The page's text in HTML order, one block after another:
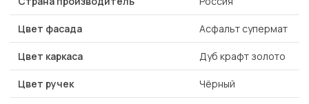
Цвет фасада Асфальт супермат
Цвет каркаса Дуб крафт золото
Цвет ручек Чёрный